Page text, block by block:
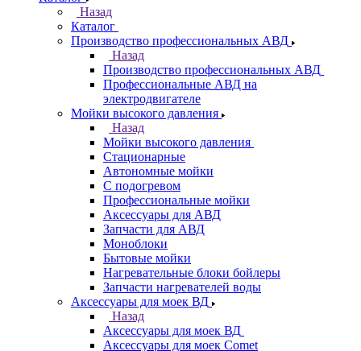
Назад
Каталог
Производство профессиональных АВД
Назад
Производство профессиональных АВД
Профессиональные АВД на
электродвигателе
Мойки высокого давления
Назад
Мойки высокого давления
Стационарные
Автономные мойки
С подогревом
Профессиональные мойки
Аксессуары для АВД
Запчасти для АВД
Моноблоки
Бытовые мойки
Нагревательные блоки бойлеры
Запчасти нагревателей воды
Аксессуары для моек ВД
Назад
Аксессуары для моек ВД
Аксессуары для моек Comet